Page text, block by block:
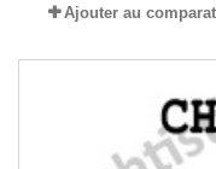
Ajouter au